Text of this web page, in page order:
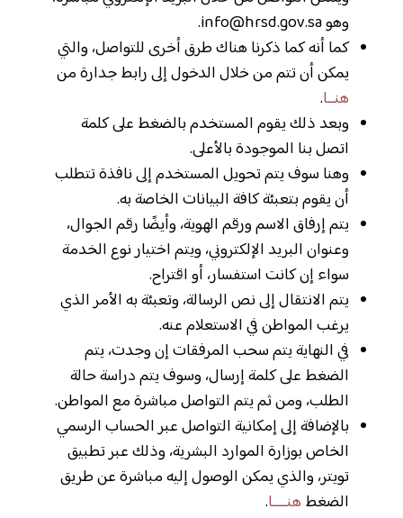
وهوinfo@hrsd.gov.sa
.
كما أنه كما ذكرنا هناك طرق أخرى للتواصل، والتي
يمكن أن تتم من خلال الدخول إلى رابط جدارة من
هنــا.
وبعد ذلك يقوم المستخدم بالضغط على كلمة
اتصل بنا الموجودة بالأعلى.
وهنا سوف يتم تحويل المستخدم إلى نافذة تتطلب
أن يقوم بتعبئة كافة البيانات الخاصة به.
يتم إرفاق الاسم ورقم الهوية، وأيضًا رقم الجوال،
وعنوان البريد الإلكتروني، ويتم اختيار نوع الخدمة
سواء إن كانت استفسار، أو اقتراح.
يتم الانتقال إلى نص الرسالة، وتعبئة به الأمر الذي
يرغب المواطن في الاستعلام عنه.
في النهاية يتم سحب المرفقات إن وجدت، يتم
الضغط على كلمة إرسال، وسوف يتم دراسة حالة
الطلب، ومن ثم يتم التواصل مباشرة مع المواطن.
بالإضافة إلى إمكانية التواصل عبر الحساب الرسمي
الخاص بوزارة الموارد البشرية، وذلك عبر تطبيق
تويتر، والذي يمكن الوصول إليه مباشرة عن طريق
الضغط هنــــا.